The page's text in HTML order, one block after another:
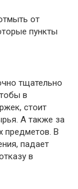
от
пункты
тщательно
в
стоит
А также за
предметов. В
падает
в